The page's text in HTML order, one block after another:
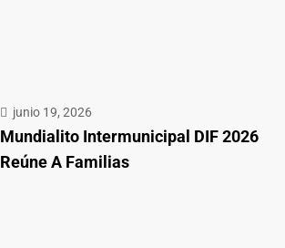
junio 19, 2026
Mundialito Intermunicipal DIF 2026
Reúne A Familias